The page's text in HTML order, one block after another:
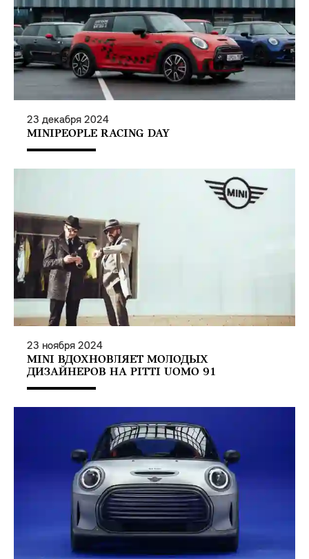
23 декабря 2024
MINIPEOPLE RACING DAY
23 ноября 2024
MINI ВДОХНОВЛЯЕТ МОЛОДЫХ
ДИЗАЙНЕРОВ НА PITTI UOMO 91